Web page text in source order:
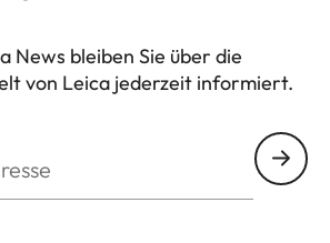
News bleiben Sie über die
von Leica jederzeit informiert.